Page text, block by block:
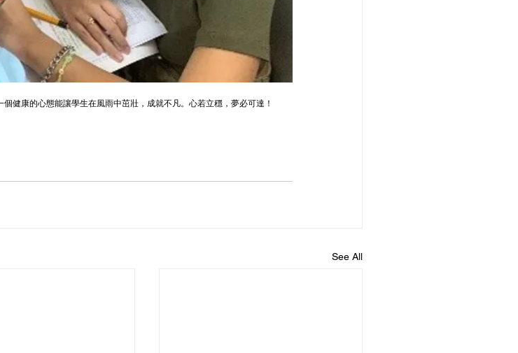
健康的心態能讓學生在風雨中茁壯，成就不凡。心若立穩，夢必可達！
See All